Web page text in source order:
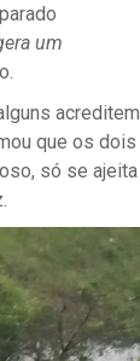
um
acreditem
que os dois
só se ajeita